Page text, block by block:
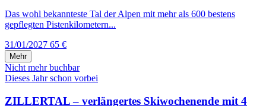
Das wohl bekannteste Tal der Alpen mit mehr als 600 bestens
gepflegten Pistenkilometern...
31/01/2027 65 €
Mehr
Nicht mehr buchbar
Dieses Jahr schon vorbei
ZILLERTAL – verlängertes Skiwochenende mit 4